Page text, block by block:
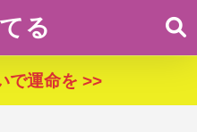
る
で運命を >>